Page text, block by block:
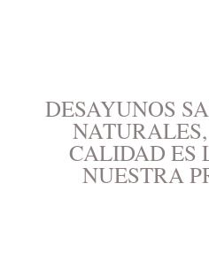
DESAYUNOS
CALIDAD ES
NUESTRA